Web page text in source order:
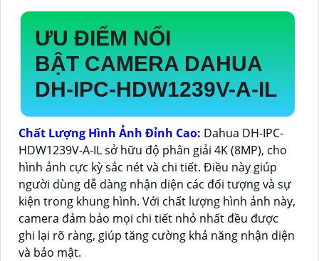
ƯU ĐIỂM NỔI
BẬT CAMERA DAHUA
DH-IPC-HDW1239V-A-IL
Chất Lượng Hình Ảnh Đỉnh Cao: Dahua DH-IPC-
HDW1239V-A-IL sở hữu độ phân giải 4K (8MP), cho
hình ảnh cực kỳ sắc nét và chi tiết. Điều này giúp
người dùng dễ dàng nhận diện các đối tượng và sự
kiện trong khung hình. Với chất lượng hình ảnh này,
camera đảm bảo mọi chi tiết nhỏ nhất đều được
ghi lại rõ ràng, giúp tăng cường khả năng nhận diện
và bảo mật.